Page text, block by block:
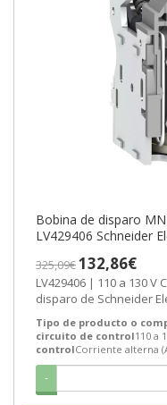
Bobina de disparo
LV429406 Schneider
325,09€132,86€
LV429406 | 110 a 130 V Corriente alterna (AC, CA) Bobina de
disparo de Schneider
Tipo de producto o
circuito de control110 a
controlCorriente alterna
-